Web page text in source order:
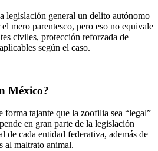
legislación general un delito autónomo
mero parentesco, pero eso no equivale
civiles, protección reforzada de
según el caso.
México?
forma tajante que la zoofilia sea “legal”
en gran parte de la legislación
de cada entidad federativa, además de
al maltrato animal.